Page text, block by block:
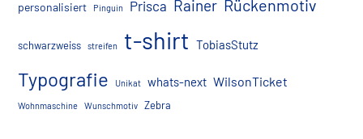
personalisiert Pinguin Prisca Rainer Rückenmotiv
schwarzweiss streifen t-shirt TobiasStutz
Typografie Unikat whats-next WilsonTicket
Wohnmaschine Wunschmotiv Zebra